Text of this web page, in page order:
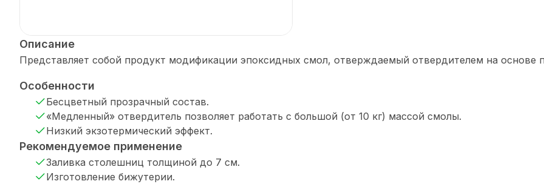
Описание
Представляет собой продукт модификации эпоксидных смол, отверждаемый отвердителем на основе
Особенности
Бесцветный прозрачный состав.
«Медленный» отвердитель позволяет работать с большой (от 10 кг) массой смолы.
Низкий экзотермический эффект.
Рекомендуемое применение
Заливка столешниц толщиной до 7 см.
Изготовление бижутерии.